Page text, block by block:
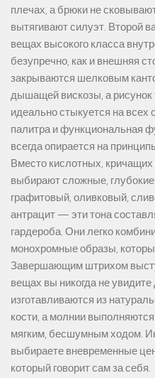
плечах, а брюки не
вытягивают силуэт. Второй
вещах высокого класса
безупречно, как и внешняя
закрываются шелковым
дышащей вискозы, а рисунок
идеально стыкуется на
палитра и функциональная
всегда опирается на
Вместо кислотных,
выбирают сложные,
графитовый, оливковый,
антрацит — эти тона
гардероба. Они легко
монохромные образы,
Завершающим штрихом
вещах вы никогда не
изготавливаются из
кости, а молнии
мягким, бесшумным ходом.
выбираете вневременные
который говорит сам за себя.